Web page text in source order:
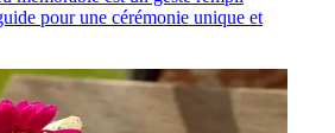
pour une cérémonie unique et